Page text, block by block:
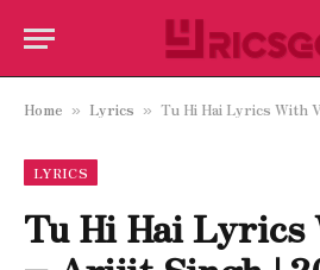
Home » Lyrics » Tu Hi Hai Lyrics With
LYRICS
Tu Hi Hai